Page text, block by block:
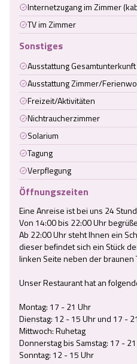
Internetzugang im Zimmer
TV im Zimmer
Sonstiges
Ausstattung Gesamtunterkunft
Ausstattung Zimmer/
Freizeit/Aktivitäten
Nichtraucherzimmer
Solarium
Tagung
Verpflegung
Öffnungszeiten
Eine Anreise ist bei uns 24
Von 14:00 bis 22:00 Uhr
Ab 22:00 Uhr steht Ihnen ein
dieser befindet sich ein Stück
linken Seite neben der braunen
Unser Restaurant hat an
Montag: 17 - 21 Uhr
Dienstag: 12 - 15 Uhr und 17 -
Mittwoch: Ruhetag
Donnerstag bis Samstag: 17 -
Sonntag: 12 - 15 Uhr